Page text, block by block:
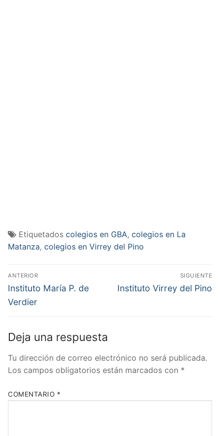
Etiquetados colegios en GBA, colegios en La
Matanza, colegios en Virrey del Pino
Navegación
de
entradas
ANTERIOR
Entrada
anterior:
Instituto María P. de
Verdier
SIGUIENTE
Entrada
Instituto Virrey del Pino
Deja una respuesta
Tu dirección de correo electrónico no será publicada.
Los campos obligatorios están marcados con *
COMENTARIO *